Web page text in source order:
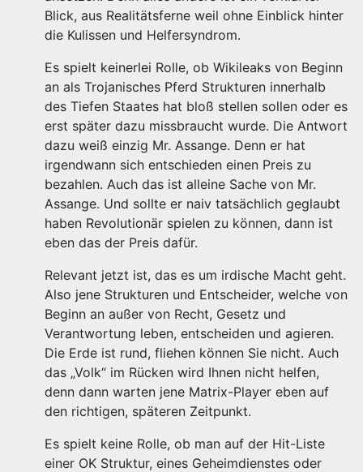
Blick, aus Realitätsferne weil ohne Einblick hinter
die Kulissen und Helfersyndrom.
Es spielt keinerlei Rolle, ob Wikileaks von Beginn
an als Trojanisches Pferd Strukturen innerhalb
des Tiefen Staates hat bloß stellen sollen oder es
erst später dazu missbraucht wurde. Die Antwort
dazu weiß einzig Mr. Assange. Denn er hat
irgendwann sich entschieden einen Preis zu
bezahlen. Auch das ist alleine Sache von Mr.
Assange. Und sollte er naiv tatsächlich geglaubt
haben Revolutionär spielen zu können, dann ist
eben das der Preis dafür.
Relevant jetzt ist, das es um irdische Macht geht.
Also jene Strukturen und Entscheider, welche von
Beginn an außer von Recht, Gesetz und
Verantwortung leben, entscheiden und agieren.
Die Erde ist rund, fliehen können Sie nicht. Auch
das „Volk“ im Rücken wird Ihnen nicht helfen,
denn dann warten jene Matrix-Player eben auf
den richtigen, späteren Zeitpunkt.
Es spielt keine Rolle, ob man auf der Hit-Liste
einer OK Struktur, eines Geheimdienstes oder